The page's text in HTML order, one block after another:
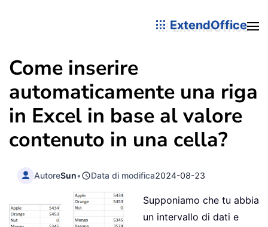
ExtendOffice
Come inserire
automaticamente una riga
in Excel in base al valore
contenuto in una cella?
AutoreSun• Data di modifica2024-08-23
Supponiamo che tu abbia
un intervallo di dati e